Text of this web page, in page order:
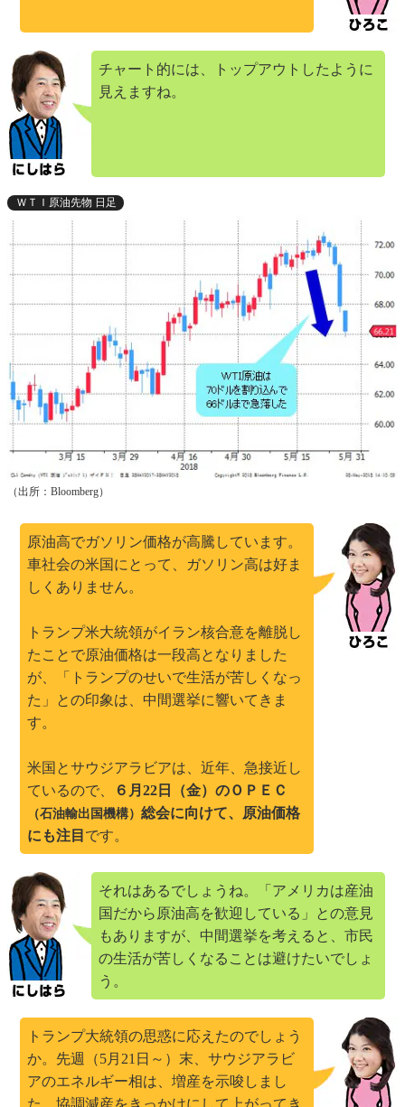
チャート的には、トップアウトしたように
見えますね。
ＷＴＩ原油先物 日足
（出所：Bloomberg）
原油高でガソリン価格が高騰しています。
車社会の米国にとって、ガソリン高は好ま
しくありません。
トランプ米大統領がイラン核合意を離脱し
たことで原油価格は一段高となりました
が、「トランプのせいで生活が苦しくなっ
た」との印象は、中間選挙に響いてきま
す。
米国とサウジアラビアは、近年、急接近し
ているので、
６月22日（金）のＯＰＥＣ
（石油輸出国機構） 総会に向けて、原油価格
にも注目 です。
それはあるでしょうね。「アメリカは産油
国だから原油高を歓迎している」との意見
もありますが、中間選挙を考えると、市民
の生活が苦しくなることは避けたいでしょ
う。
トランプ大統領の思惑に応えたのでしょう
か。先週（5月21日～）末、サウジアラビ
アのエネルギー相は、増産を示唆しまし